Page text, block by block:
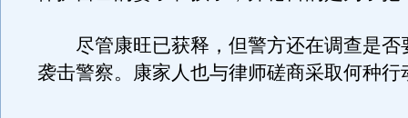
尽管康旺已获释，但警方还在调查是否
袭击警察。康家人也与律师磋商采取何种行